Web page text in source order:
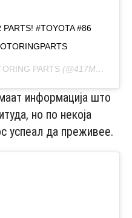
#TOYOTA #86
PARTS (@417MOTORINGPARTS) ON
информација што
но по некоја
успеал да преживее.